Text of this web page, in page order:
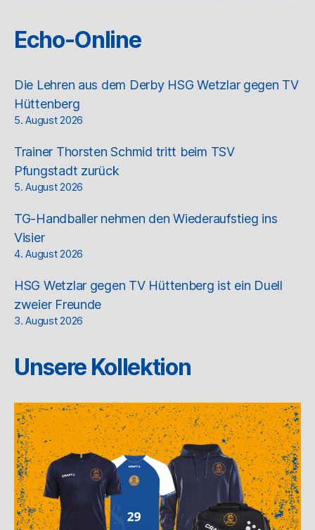
Echo-Online
Die Lehren aus dem Derby HSG Wetzlar gegen TV
Hüttenberg
5. August 2026
Trainer Thorsten Schmid tritt beim TSV
Pfungstadt zurück
5. August 2026
TG-Handballer nehmen den Wiederaufstieg ins
Visier
4. August 2026
HSG Wetzlar gegen TV Hüttenberg ist ein Duell
zweier Freunde
3. August 2026
Unsere Kollektion